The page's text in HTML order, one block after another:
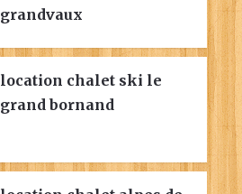
grandvaux
location chalet ski le
grand bornand